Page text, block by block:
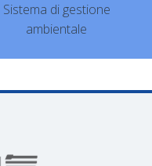
Sistema di gestione